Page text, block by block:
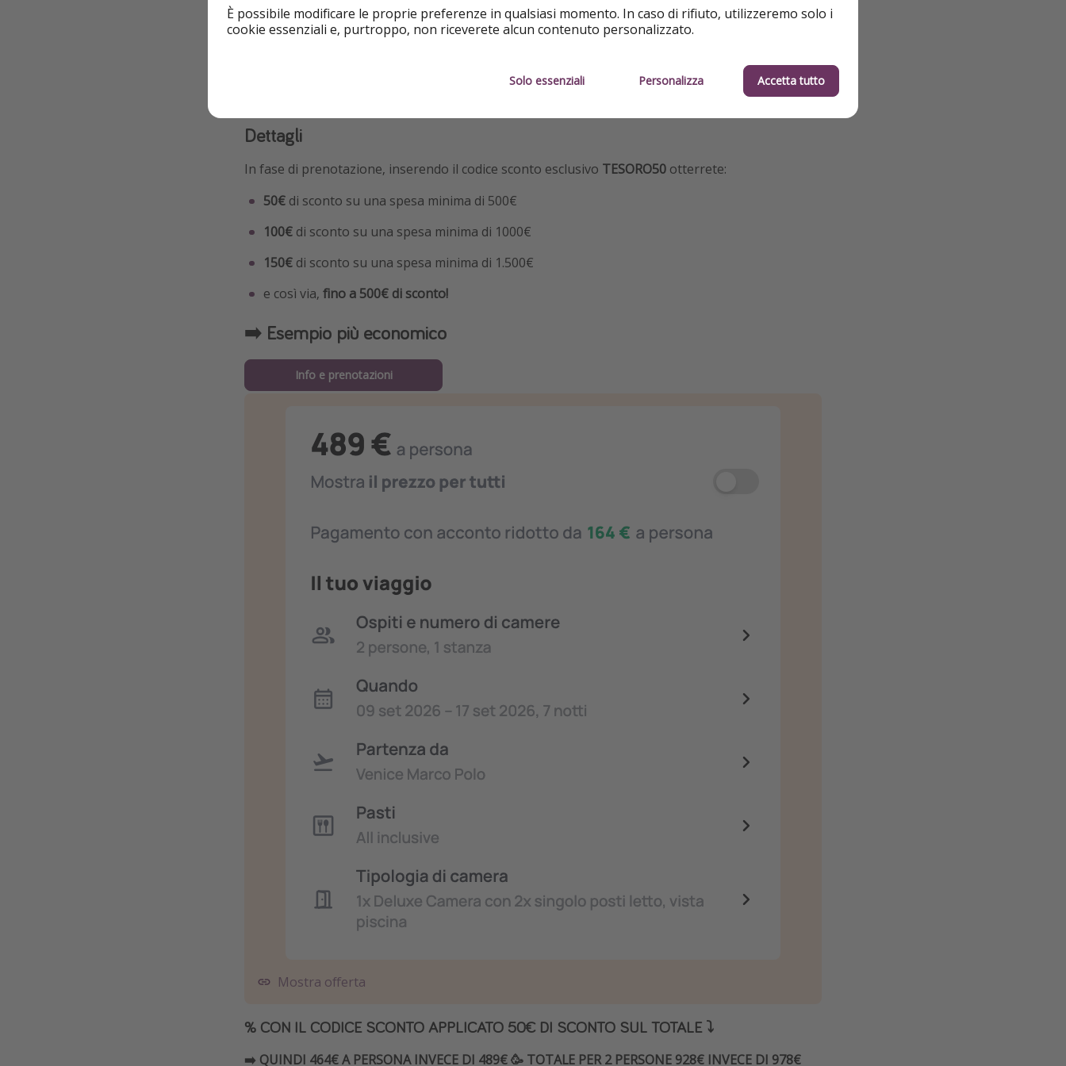
allanostra pagina dedicata a Sharm.
Dettagli
In fase di prenotazione, inserendo il codice sconto esclusivo TESORO50 otterrete:
50€ di sconto su una spesa minima di 500€
100€ di sconto su una spesa minima di 1000€
150€ di sconto su una spesa minima di 1.500€
e così via, fino a 500€ di sconto!
➡️ Esempio più economico
Info e prenotazioni
Mostra offerta
% CON IL CODICE SCONTO APPLICATO 50€ DI SCONTO SUL TOTALE ⤵️
➡️ QUINDI 464€ A PERSONA INVECE DI 489€ 🥳 TOTALE PER 2 PERSONE 928€ INVECE DI 978€
È possibile modificare le proprie preferenze in qualsiasi momento. In caso di rifiuto, utilizzeremo solo i
cookie essenziali e, purtroppo, non riceverete alcun contenuto personalizzato.
Solo essenziali Personalizza Accetta tutto